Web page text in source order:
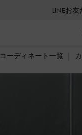
LINEお
コーディネート一覧